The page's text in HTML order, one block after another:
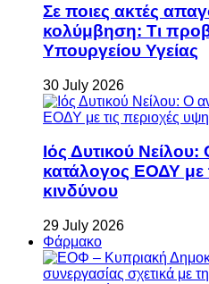
Σε ποιες ακτές
κολύμβηση: Τι
Υπουργείου Υγείας
30 July 2026
Ιός Δυτικού
κατάλογος ΕΟΔΥ με
κινδύνου
29 July 2026
Φάρμακο